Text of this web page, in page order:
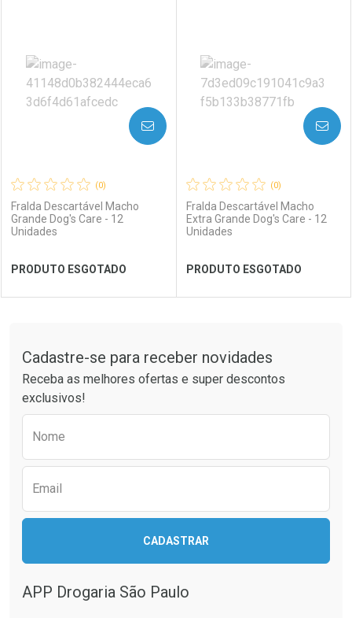
Laboratório
Ver Desconto Convênio
Por Menos Laboratório
Ver Desconto Convênio
Por Menos
(0)
Fralda Descartável Macho
Grande Dog's Care - 12
Unidades
PRODUTO ESGOTADO
AVISE-ME
Laboratório
Por Menos
(0)
Fralda Descartável Macho
Extra Grande Dog's Care - 12
Unidades
PRODUTO ESGOTADO
AVISE-ME
Laboratório
Por Menos
Cadastre-se para receber novidades
Receba as melhores ofertas e super descontos
exclusivos!
Nome
Email
CADASTRAR
APP Drogaria São Paulo